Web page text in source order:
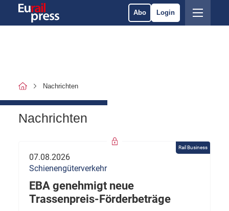
Abo Login
Nachrichten
Nachrichten
Rail Business
07.08.2026
Schienengüterverkehr
EBA genehmigt neue
Trassenpreis-Förderbeträge